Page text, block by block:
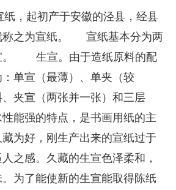
，起初产于安徽的泾县，经县
之为宣纸。
宣纸基本分为两
生宣。由于造纸原料的配
单宣（最薄）、单夹（较
夹宣（两张并一张）和三层
能强的特点，是书画用纸的主
为好，刚生产出来的宣纸过于
之感。久藏的生宣色泽柔和，
为了能使新的生宣能取得陈纸